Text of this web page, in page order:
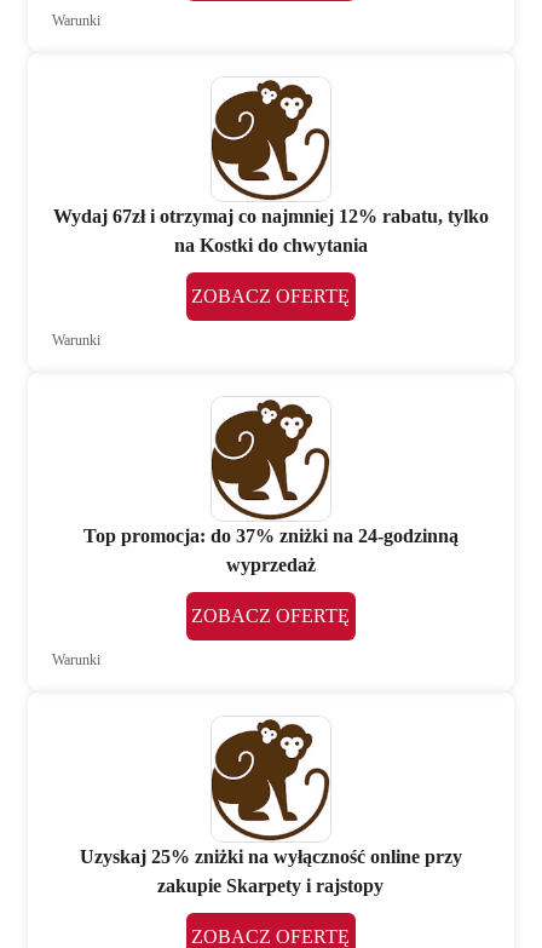
Warunki
Wydaj 67zł i otrzymaj co najmniej 12% rabatu, tylko
na Kostki do chwytania
ZOBACZ OFERTĘ
Warunki
Top promocja: do 37% zniżki na 24-godzinną
wyprzedaż
ZOBACZ OFERTĘ
Warunki
Uzyskaj 25% zniżki na wyłączność online przy
zakupie Skarpety i rajstopy
ZOBACZ OFERTĘ